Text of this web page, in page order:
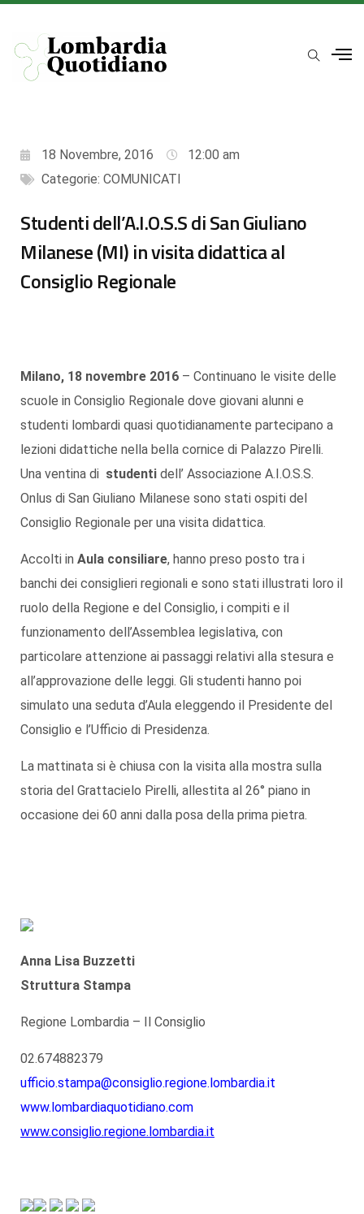
18 Novembre, 2016
12:00 am
Categorie: COMUNICATI
Studenti dell’A.I.O.S.S di San Giuliano
Milanese (MI) in visita didattica al
Consiglio Regionale
Milano, 18 novembre 2016 – Continuano le visite delle
scuole in Consiglio Regionale dove giovani alunni e
studenti lombardi quasi quotidianamente partecipano a
lezioni didattiche nella bella cornice di Palazzo Pirelli.
Una ventina di studenti dell’ Associazione A.I.O.S.S.
Onlus di San Giuliano Milanese sono stati ospiti del
Consiglio Regionale per una visita didattica.
Accolti in Aula consiliare, hanno preso posto tra i
banchi dei consiglieri regionali e sono stati illustrati loro il
ruolo della Regione e del Consiglio, i compiti e il
funzionamento dell’Assemblea legislativa, con
particolare attenzione ai passaggi relativi alla stesura e
all’approvazione delle leggi. Gli studenti hanno poi
simulato una seduta d’Aula eleggendo il Presidente del
Consiglio e l’Ufficio di Presidenza.
La mattinata si è chiusa con la visita alla mostra sulla
storia del Grattacielo Pirelli, allestita al 26° piano in
occasione dei 60 anni dalla posa della prima pietra.
Anna Lisa Buzzetti
Struttura Stampa
Regione Lombardia – Il Consiglio
02.674882379
ufficio.stampa@consiglio.regione.lombardia.it
www.lombardiaquotidiano.com
www.consiglio.regione.lombardia.it